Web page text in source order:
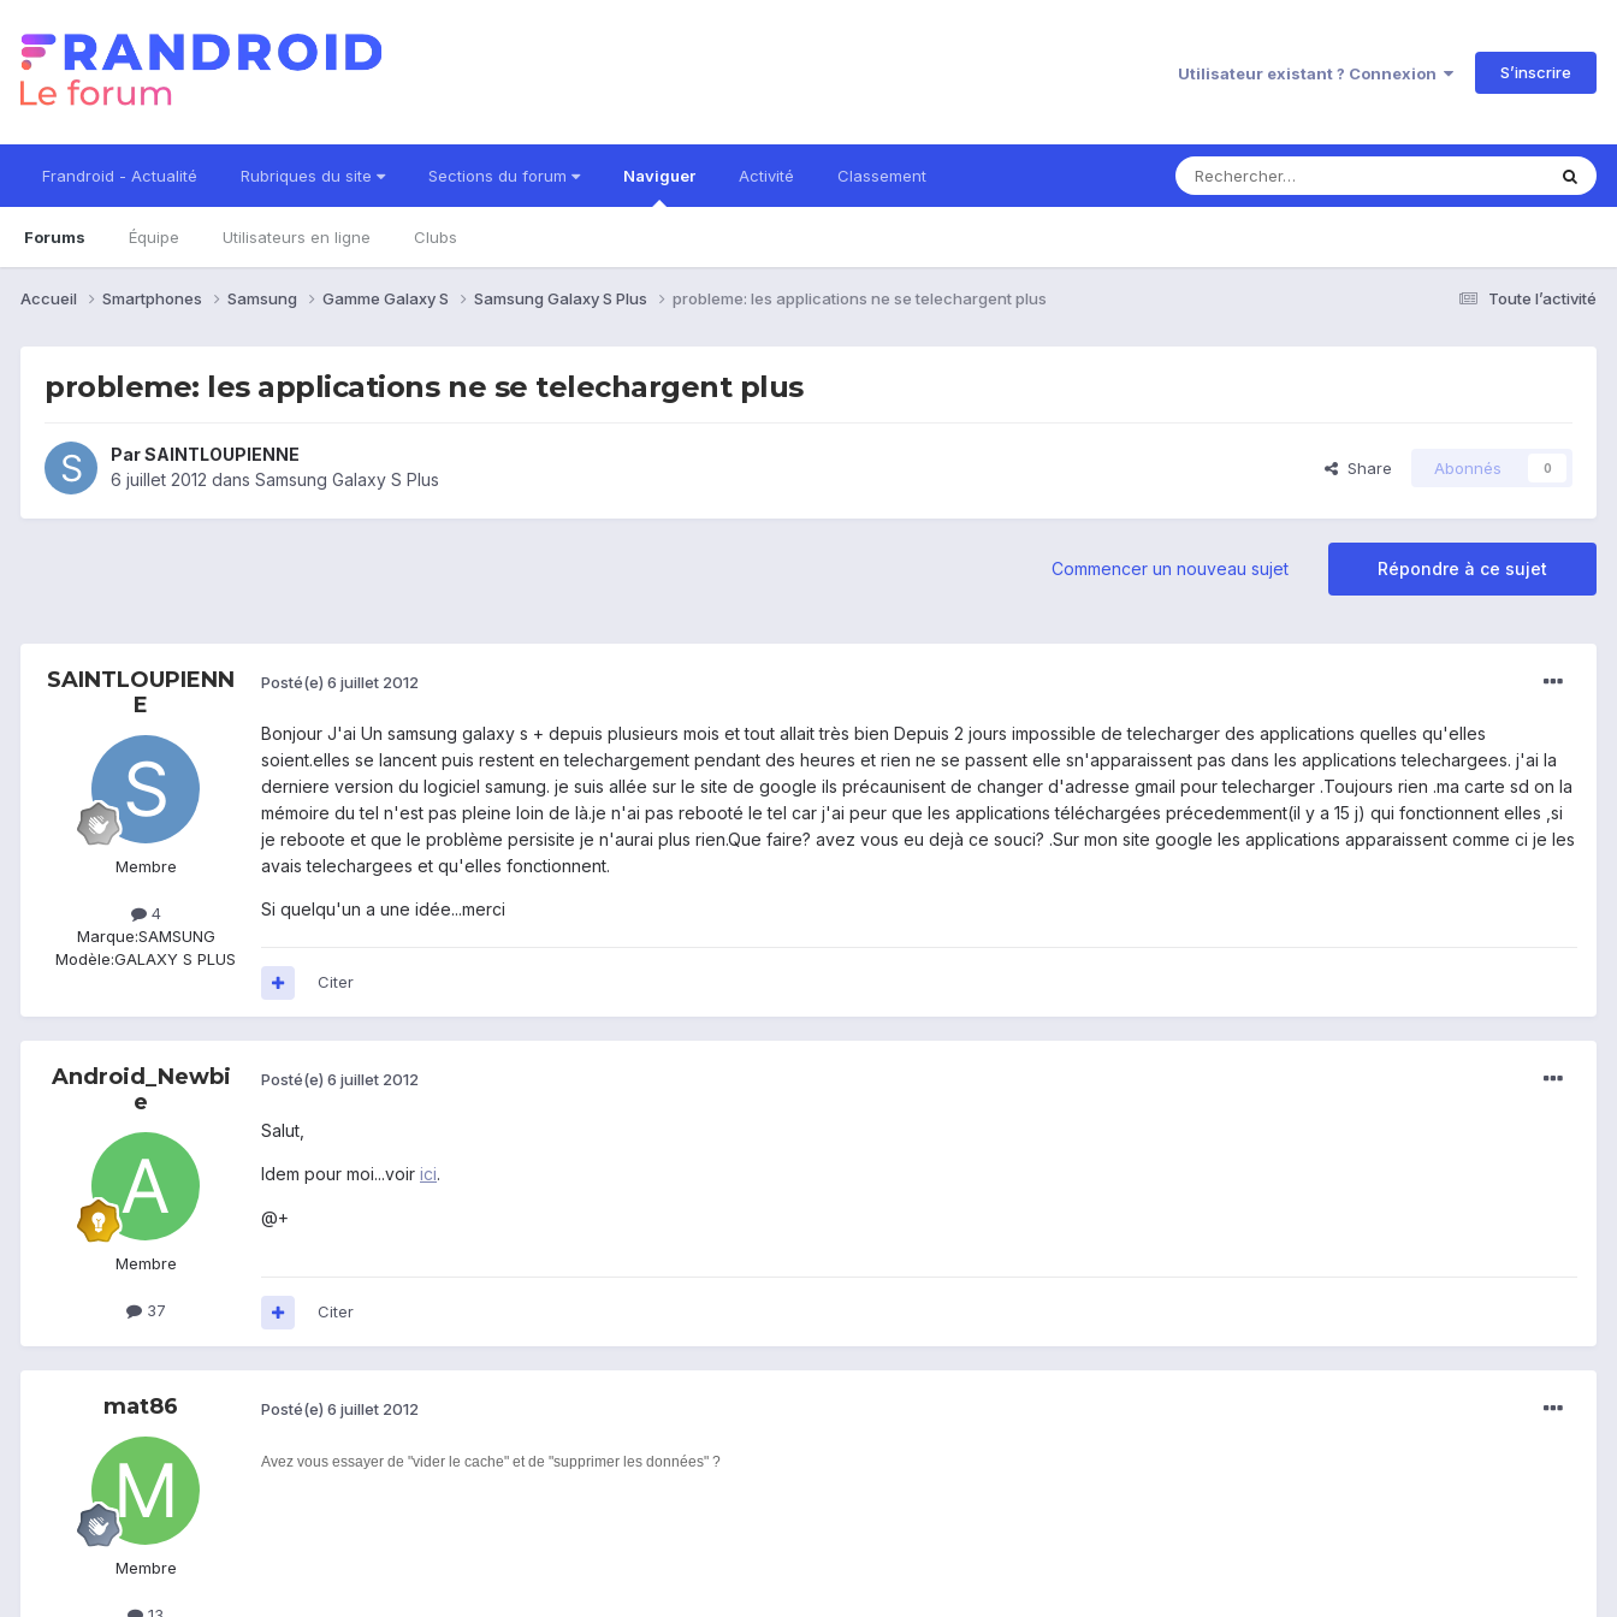
Utilisateur existant ? Connexion S’inscrire
Frandroid - Actualité Rubriques du site Sections du forum Naviguer
Forums Équipe Utilisateurs en ligne Clubs
Activité Classement
Toute l’activité
Accueil Smartphones Samsung Gamme Galaxy S Samsung Galaxy S Plus probleme: les applications ne se telechargent plus
probleme: les applications ne se telechargent plus
ParSAINTLOUPIENNE
6 juillet 2012 dans Samsung Galaxy S Plus
Share Abonnés 0
Répondre à ce sujet
Commencer un nouveau sujet
SAINTLOUPIENN
E
Membre
4
Marque:SAMSUNG
Modèle:GALAXY S PLUS
Posté(e) 6 juillet 2012
Bonjour J'ai Un samsung galaxy s + depuis plusieurs mois et tout allait très bien Depuis 2 jours impossible de telecharger des applications quelles qu'elles
soient.elles se lancent puis restent en telechargement pendant des heures et rien ne se passent elle sn'apparaissent pas dans les applications telechargees. j'ai la
derniere version du logiciel samung. je suis allée sur le site de google ils précaunisent de changer d'adresse gmail pour telecharger .Toujours rien .ma carte sd on la
mémoire du tel n'est pas pleine loin de là.je n'ai pas rebooté le tel car j'ai peur que les applications téléchargées précedemment(il y a 15 j) qui fonctionnent elles ,si
je reboote et que le problème persisite je n'aurai plus rien.Que faire? avez vous eu dejà ce souci? .Sur mon site google les applications apparaissent comme ci je les
avais telechargees et qu'elles fonctionnent.
Si quelqu'un a une idée...merci
Citer
Android_Newbi
e
Membre
37
Posté(e) 6 juillet 2012
Salut,
Idem pour moi...voir ici.
@+
Citer
mat86
Membre
Posté(e) 6 juillet 2012
Avez vous essayer de "vider le cache" et de "supprimer les données" ?